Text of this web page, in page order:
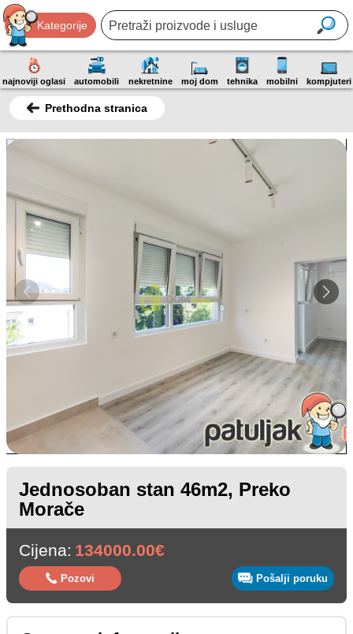
Kategorije
najnoviji oglasi automobili nekretnine moj dom tehnika mobilni kompjuteri
Prethodna stranica
Jednosoban stan 46m2, Preko
Morače
Cijena: 134000.00€
Pozovi Pošalji poruku